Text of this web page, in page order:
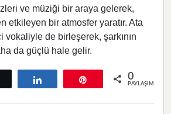
ve müziği bir araya gelerek,
etkileyen bir atmosfer yaratır. Ata
vokaliyle de birleşerek, şarkının
da güçlü hale gelir.
0
PAYLAŞIMLAR